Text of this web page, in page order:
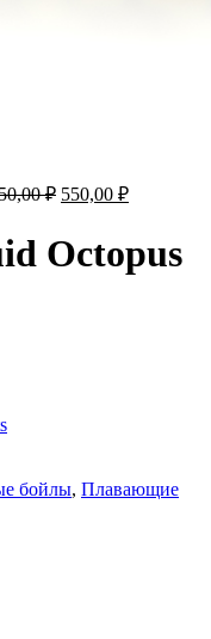
₽ 550,00 ₽
Octopus
бойлы, Плавающие